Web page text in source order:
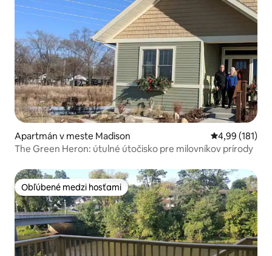
Apartmán v meste Madison Priemerné
4,99 (181)
The Green Heron: útulné útočisko pre milovníkov prírody
Obľúbené medzi hosťami
Obľúbené medzi hosťami